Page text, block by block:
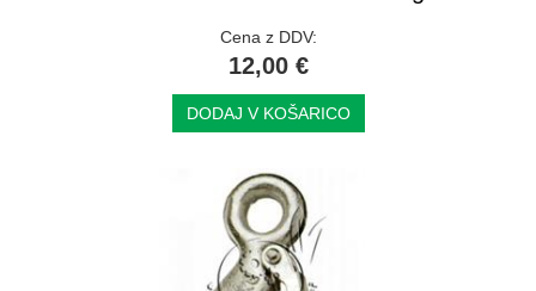
Cena z DDV:
12,00 €
DODAJ V KOŠARICO